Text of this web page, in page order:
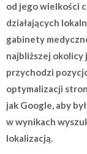
od jego wielkości
działających
gabinety
najbliższej
przychodzi
optymalizacji
jak Google, aby
w wynikach
lokalizacją.